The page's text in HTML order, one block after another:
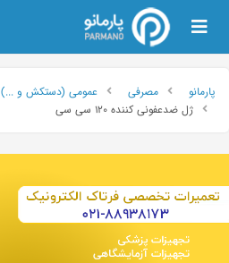
پارمانو مصرفی
عمومی (دستکش و ...)
ژل ضدعفونی کننده ۱۲۰ سی سی